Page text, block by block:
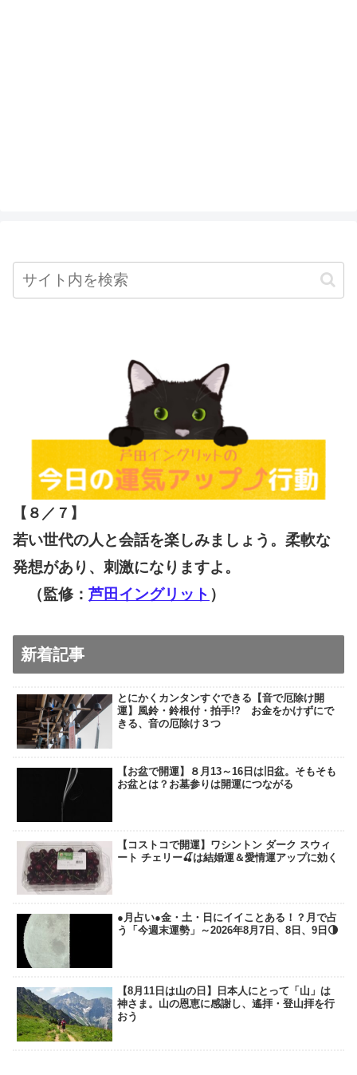
【８／７ 】
若い世代の人と会話を楽しみましょう。柔軟な
発想があり、刺激になりますよ。
（監修： 芦田イングリット ）
新着記事
とにかくカンタンすぐできる【音で厄除け開
運】風鈴・鈴根付・拍手!? お金をかけずにで
きる、音の厄除け３つ
【お盆で開運】８月13～16日は旧盆。そもそも
お盆とは？お墓参りは開運につながる
【コストコで開運】ワシントン ダーク スウィ
ート チェリー🍒は結婚運＆愛情運アップに効く
●月占い●金・土・日にイイことある！？月で占
う「今週末運勢」～2026年8月7日、8日、9日🌗
【8月11日は山の日】日本人にとって「山」は
神さま。山の恩恵に感謝し、遙拝・登山拝を行
おう